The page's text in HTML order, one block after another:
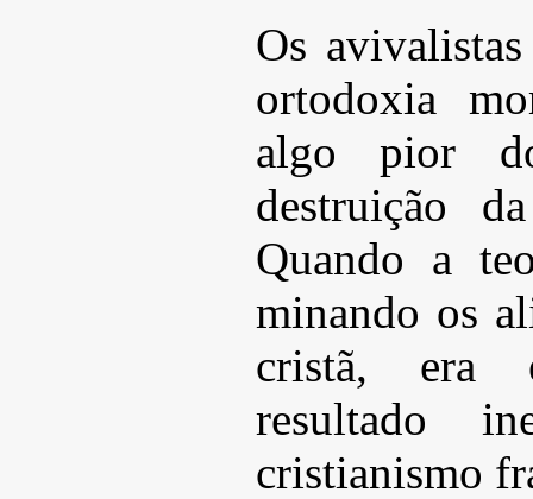
Os
ortodoxia
algo pior
destruição
Quando a
minando os
cristã, era
resultado
cristianismo